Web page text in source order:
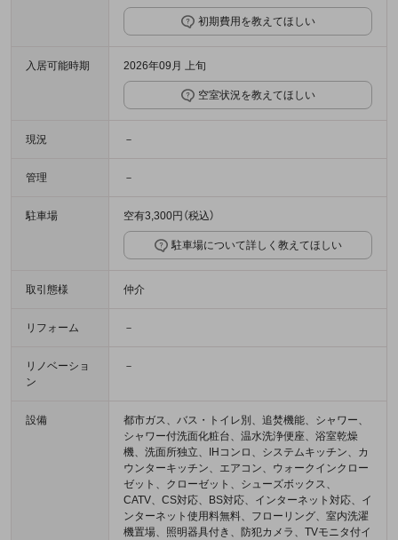
初期費用を教えてほしい
入居可能時期 2026年09月 上旬
空室状況を教えてほしい
現況 －
管理 －
駐車場 空有3,300円（税込）
駐車場について詳しく教えてほしい
取引態様 仲介
リフォーム －
リノベーショ
ン
－
設備
都市ガス、バス・トイレ別、追焚機能、シャワー、
シャワー付洗面化粧台、温水洗浄便座、浴室乾燥
機、洗面所独立、IHコンロ、システムキッチン、カ
ウンターキッチン、エアコン、ウォークインクロー
ゼット、クローゼット、シューズボックス、
CATV、CS対応、BS対応、インターネット対応、イ
ンターネット使用料無料、フローリング、室内洗濯
機置場、照明器具付き、防犯カメラ、TVモニタ付イ